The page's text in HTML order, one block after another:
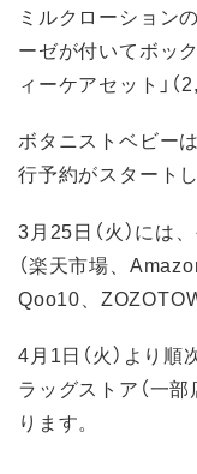
ミルクローション
ーゼが付いてボッ
ィーケアセット」（
ボタニストベビー
行予約がスタートし
3月25日（火）には
（楽天市場、
Qoo10、
4月1日（火）より
ラッグストア（一
ります。